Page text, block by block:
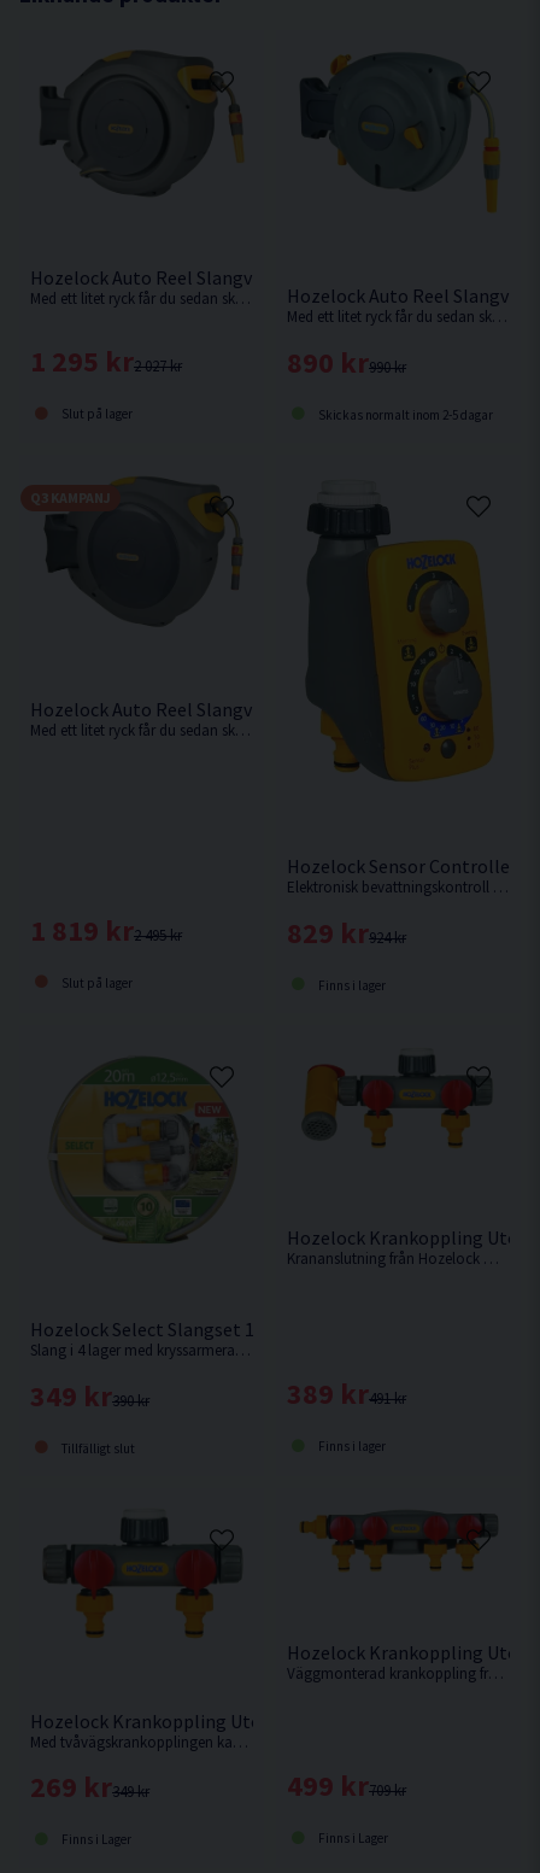
Hozelock Auto Reel Slangvinda 25m
Med ett litet ryck får du sedan skiktningsmekanismen att sakta och prydligt vinda upp slangen igen, utan veck eller knutar som kräver arbete.
2 027 kr
1 295 kr
Slut på lager
Hozelock Auto Reel
Med ett litet ryck får du sedan skiktningsmekanismen att sakta och prydligt vinda upp slangen igen, utan veck eller knutar som kräver arbete.
990 kr
890 kr
Skickas normalt inom 2-5 dagar
Hozelock Auto Reel Slangvinda 40m
Med ett litet ryck får du sedan skiktningsmekanismen att sakta och prydligt vinda upp slangen igen, utan veck eller knutar som kräver arbete.
2 495 kr
1 819 kr
Slut på lager
Q3 KAMPANJ
Hozelock Sensor Controller
Elektronisk bevattningskontroll från Hozelock.
924 kr
829 kr
Finns i lager
Hozelock Select Slangset 12,5mm 20m
Slang i 4 lager med kryssarmerad förstärkning. 10 års garanti.
390 kr
349 kr
Tillfälligt slut
Hozelock Krankoppling
Krananslutning från Hozelock med möjlighet att ansluta två vattenslangar. Samt möjlighet för påfyllning av vattenkanna eller hink.
491 kr
389 kr
Finns i lager
Hozelock Krankoppling Utomhus 2-vägs
Med tvåvägskrankopplingen kan du koppla två bevattningsenheter eller slangar direkt till en utomhuskran.
349 kr
269 kr
Finns i Lager
Hozelock Krankoppling
Väggmonterad krankoppling från Hozelock med möjlighet att ansluta upp till fyra vattenslangar.
709 kr
499 kr
Finns i Lager